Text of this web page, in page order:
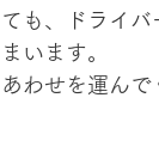
も、ドライバ
います。
わせを運んで